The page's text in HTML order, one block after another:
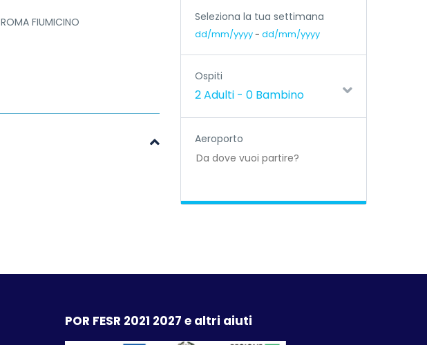
ROMA FIUMICINO Seleziona la tua settimana
dd/mm/yyyy- dd/mm/yyyy
Ospiti
2 Adulti - 0 Bambino
Aeroporto
POR FESR 2021 2027 e altri aiuti